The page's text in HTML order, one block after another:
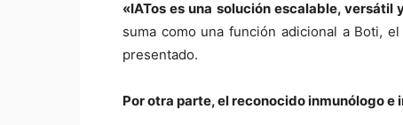
«IATos es una solución escalable, versátil
suma como una función adicional a Boti,
presentado.
Por otra parte, el reconocido inmunólogo